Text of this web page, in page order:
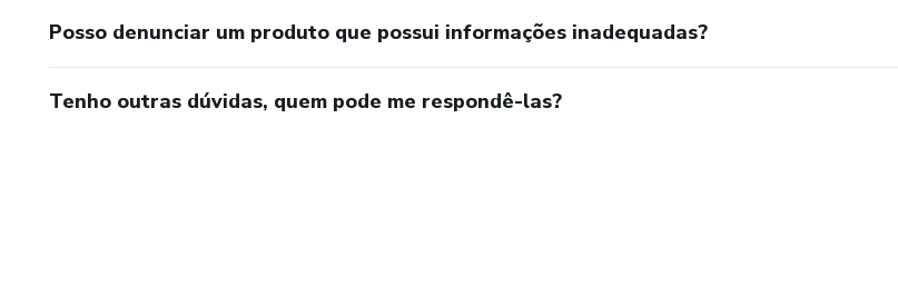
Posso denunciar um produto que possui informações inadequadas?
Tenho outras dúvidas, quem pode me respondê-las?